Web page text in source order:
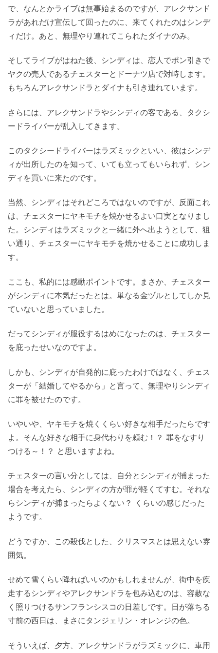
で、なんとかライブは無事始まるのですが、アレクサンド
ラがあれだけ宣伝して回ったのに、来てくれたのはシンデ
ィだけ。あと、無理やり連れてこられたダイナのみ。
そしてライブがはねた後、シンディは、恋人でポン引きで
ヤクの売人であるチェスターとドーナツ店で対峙します。
もちろんアレクサンドラとダイナも引き連れています。
さらには、アレクサンドラやシンディの客である、タクシ
ードライバーが乱入してきます。
このタクシードライバーはラズミックといい、彼はシンデ
ィが出所したのを知って、いても立ってもいられず、シン
ディを買いに来たのです。
当然、シンディはそれどころではないのですが、反面これ
は、チェスターにヤキモチを焼かせるよい口実となりまし
た。シンディはラズミックと一緒に外へ出ようとして、狙
い通り、チェスターにヤキモチを焼かせることに成功しま
す。
ここも、私的には感動ポイントです。まさか、チェスター
がシンディに本気だったとは。単なる金ヅルとしてしか見
ていないと思っていました。
だってシンディが服役するはめになったのは、チェスター
を庇ったせいなのですよ。
しかも、シンディが自発的に庇ったわけではなく、チェス
ターが「結婚してやるから」と言って、無理やりシンディ
に罪を被せたのです。
いやいや、ヤキモチを焼くくらい好きな相手だったらです
よ。そんな好きな相手に身代わりを頼む！？ 罪をなすり
つける～！？ と思いますよね。
チェスターの言い分としては、自分とシンディが捕まった
場合を考えたら、シンディの方が罪が軽くてすむ。それな
らシンディが捕まったらよくない？ くらいの感じだった
ようです。
どうですか、この殺伐とした、クリスマスとは思えない雰
囲気。
せめて雪くらい降ればいいのかもしれませんが、街中を疾
走するシンディやアレクサンドラを包み込むのは、容赦な
く照りつけるサンフランシスコの日差しです。日が落ちる
寸前の西日は、まさにタンジェリン・オレンジの色。
そういえば、夕方、アレクサンドラがラズミックに、車用